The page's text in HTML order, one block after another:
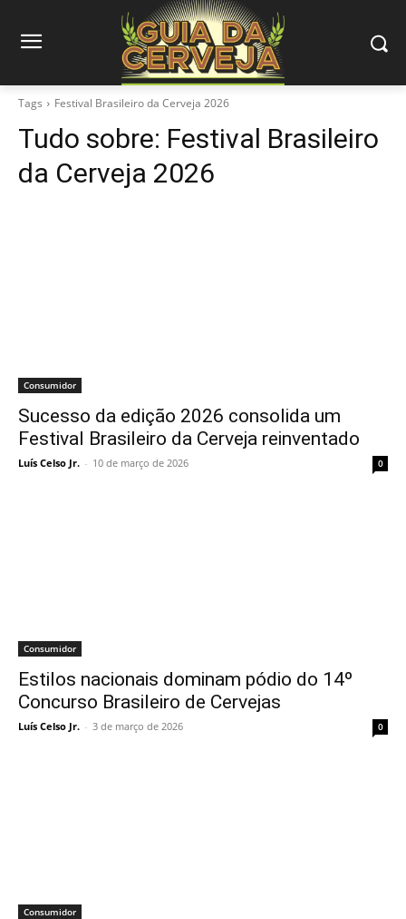
Tags Festival Brasileiro da Cerveja 2026
Tudo sobre: Festival Brasileiro
da Cerveja 2026
Consumidor
Sucesso da edição 2026 consolida um
Festival Brasileiro da Cerveja reinventado
Luís Celso Jr. - 10 de março de 2026 0
Consumidor
Estilos nacionais dominam pódio do 14º
Concurso Brasileiro de Cervejas
Luís Celso Jr. - 3 de março de 2026 0
Consumidor